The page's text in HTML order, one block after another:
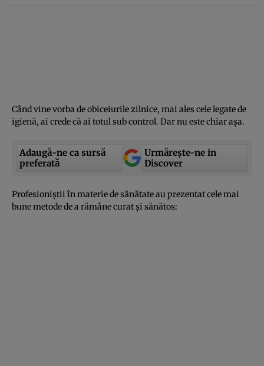
Când vine vorba de obiceiurile zilnice, mai ales cele legate de
igienă, ai crede că ai totul sub control. Dar nu este chiar aşa.
Adaugă-ne ca sursă
preferată
Urmărește-ne in
Discover
Profesioniştii în materie de sănătate au prezentat cele mai
bune metode de a rămâne curat şi sănătos: